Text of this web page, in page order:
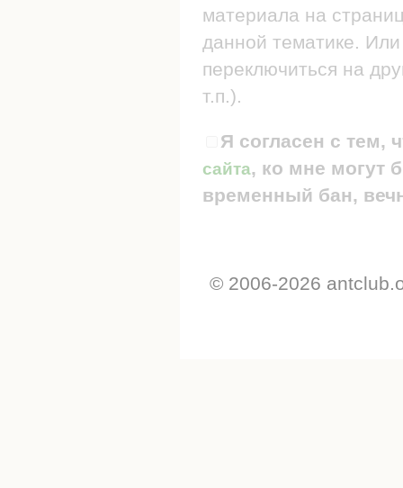
материала на
данной тематике.
переключиться на
т.п.).
Я согласен с тем,
сайта, ко мне могут
временный бан,
© 2006-2026